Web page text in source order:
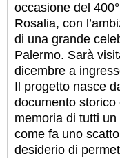
occasione del
Rosalia, con
di una grande
Palermo. Sarà
dicembre a
Il progetto nasce
documento
memoria di tutti
come fa uno
desiderio di